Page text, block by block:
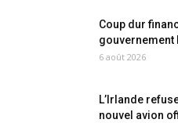
Coup dur
gouvernement
6 août 2026
L’Irlande
nouvel avion